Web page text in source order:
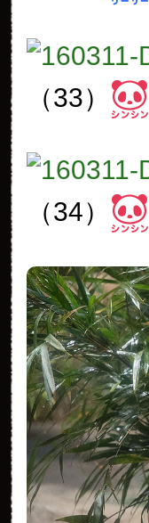
（33）
（34）